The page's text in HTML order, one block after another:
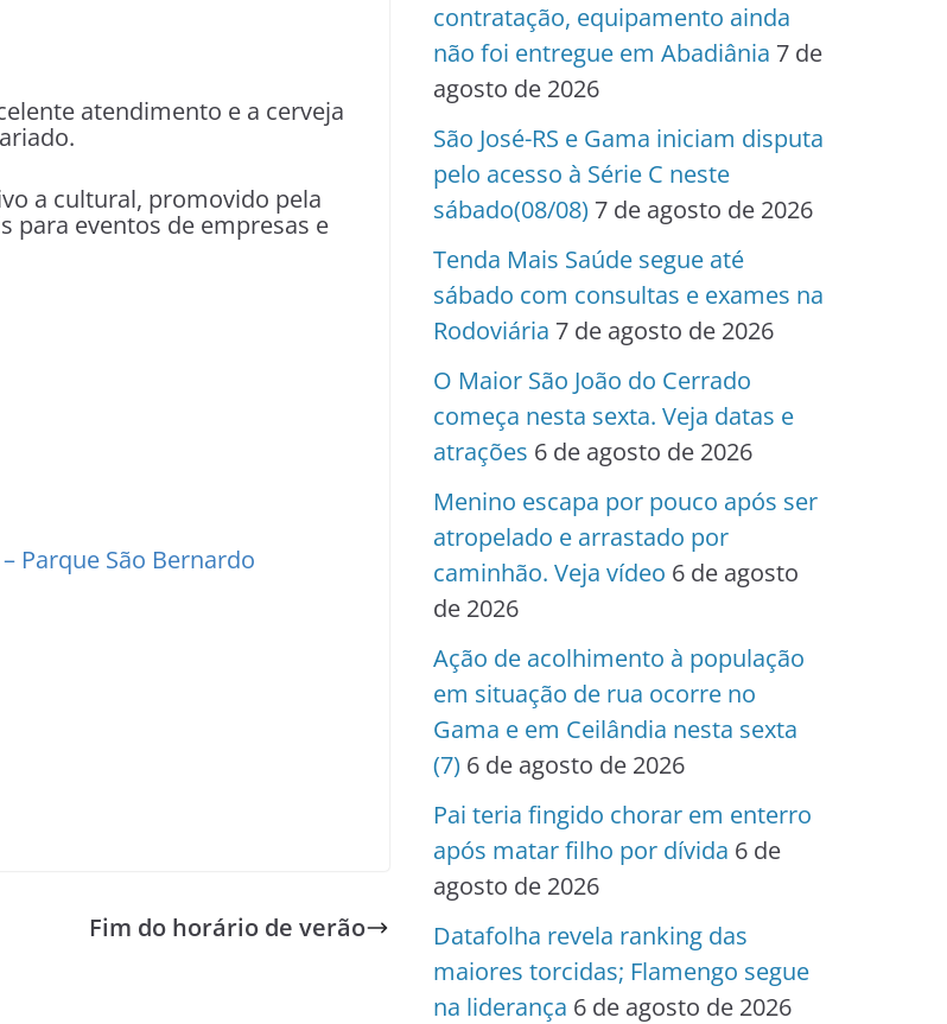
atendimento e a cerveja
a cultural, promovido pela
para eventos de empresas e
Parque São Bernardo
Fim do horário de verão
contratação, equipamento ainda
não foi entregue em Abadiânia 7 de
agosto de 2026
São José-RS e Gama iniciam disputa
pelo acesso à Série C neste
sábado(08/08) 7 de agosto de 2026
Tenda Mais Saúde segue até
sábado com consultas e exames na
Rodoviária 7 de agosto de 2026
O Maior São João do Cerrado
começa nesta sexta. Veja datas e
atrações 6 de agosto de 2026
Menino escapa por pouco após ser
atropelado e arrastado por
caminhão. Veja vídeo 6 de agosto
de 2026
Ação de acolhimento à população
em situação de rua ocorre no
Gama e em Ceilândia nesta sexta
(7) 6 de agosto de 2026
Pai teria fingido chorar em enterro
após matar filho por dívida 6 de
agosto de 2026
Datafolha revela ranking das
maiores torcidas; Flamengo segue
na liderança 6 de agosto de 2026